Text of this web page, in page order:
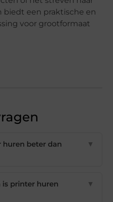
een praktische en
voor grootformaat
huren beter dan
▼
printer huren
▼